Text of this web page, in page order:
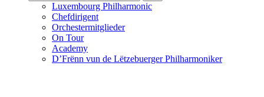
Luxembourg Philharmonic
Chefdirigent
Orchestermitglieder
On Tour
Academy
D’Frënn vun de Lëtzebuerger Philharmoniker